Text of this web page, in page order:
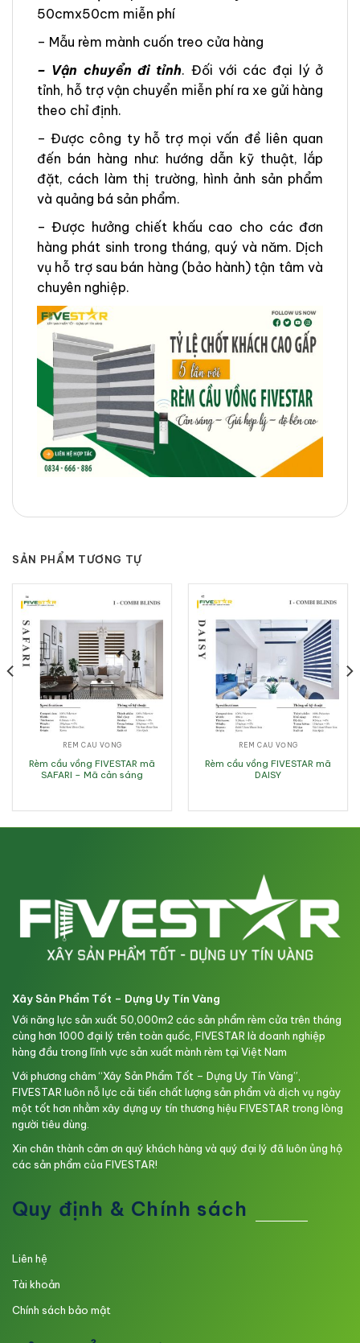
50cmx50cm miễn phí
– Mẫu rèm mành cuốn treo cửa hàng
– Vận chuyển đi tỉnh. Đối với các đại lý ở
tỉnh, hỗ trợ vận chuyển miễn phí ra xe gửi hàng
theo chỉ định.
– Được công ty hỗ trợ mọi vấn đề liên quan
đến bán hàng như: hướng dẫn kỹ thuật, lắp
đặt, cách làm thị trường, hình ảnh sản phẩm
và quảng bá sản phẩm.
– Được hưởng chiết khấu cao cho các đơn
hàng phát sinh trong tháng, quý và năm. Dịch
vụ hỗ trợ sau bán hàng (bảo hành) tận tâm và
chuyên nghiệp.
SẢN PHẨM TƯƠNG TỰ
RÈM CẦU VỒNG
Rèm cầu vồng FIVESTAR mã
SAFARI – Mã cản sáng
RÈM CẦU VỒNG
Rèm cầu vồng FIVESTAR mã
DAISY
Xây Sản Phẩm Tốt – Dựng Uy Tín Vàng
Với năng lực sản xuất 50,000m2 các sản phẩm rèm cửa trên tháng
cùng hơn 1000 đại lý trên toàn quốc, FIVESTAR là doanh nghiệp
hàng đầu trong lĩnh vực sản xuất mành rèm tại Việt Nam
Với phương châm “Xây Sản Phẩm Tốt – Dựng Uy Tín Vàng”,
FIVESTAR luôn nỗ lực cải tiến chất lượng sản phẩm và dịch vụ ngày
một tốt hơn nhằm xây dựng uy tín thương hiệu FIVESTAR trong lòng
người tiêu dùng.
Xin chân thành cảm ơn quý khách hàng và quý đại lý đã luôn ủng hộ
các sản phẩm của FIVESTAR!
Quy định & Chính sách
Liên hệ
Tài khoản
Chính sách bảo mật